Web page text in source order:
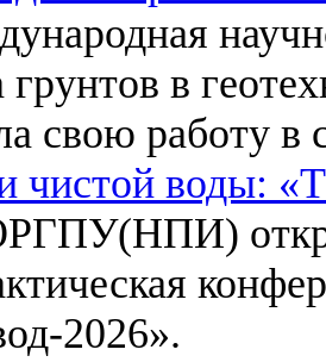
в
свою работу в
чистой воды:
2026».